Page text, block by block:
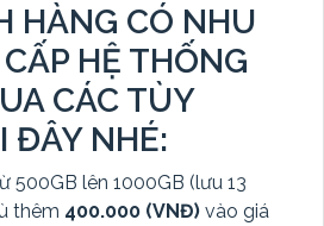
HÀNG CÓ NHU
HỆ THỐNG
CÁC TÙY
ĐÂY NHÉ:
500GB lên 1000GB (lưu 13
thêm 400.000 (VNĐ) vào giá